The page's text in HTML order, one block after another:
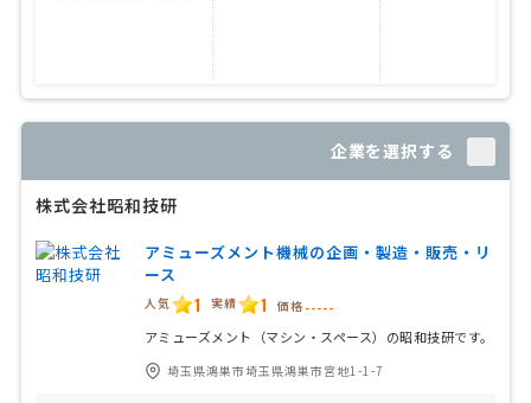
企業を選択する
株式会社昭和技研
アミューズメント機械の企画・製造・販売・リ
ース
人気 1 実績 1 価格 -----
アミューズメント（マシン・スペース）の昭和技研です。
埼玉県鴻巣市埼玉県鴻巣市宮地1-1-7